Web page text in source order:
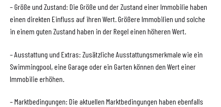
– Größe und Zustand: Die Größe und der Zustand einer Immobilie haben
einen direkten Einfluss auf ihren Wert. Größere Immobilien und solche
in einem guten Zustand haben in der Regel einen höheren Wert.
– Ausstattung und Extras: Zusätzliche Ausstattungsmerkmale wie ein
Swimmingpool, eine Garage oder ein Garten können den Wert einer
Immobilie erhöhen.
– Marktbedingungen: Die aktuellen Marktbedingungen haben ebenfalls